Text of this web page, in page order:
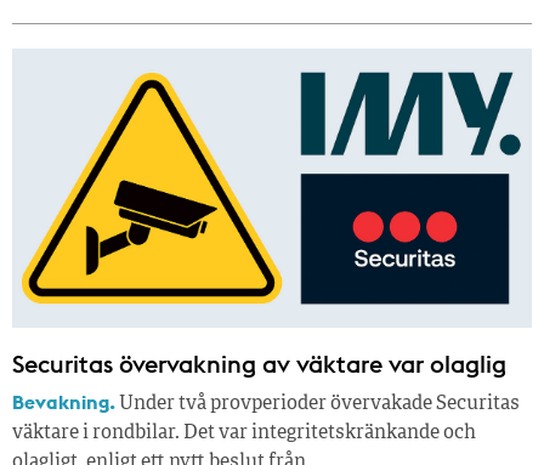
Securitas övervakning av väktare var olaglig
Bevakning. Under två provperioder övervakade Securitas
väktare i rondbilar. Det var integritetskränkande och